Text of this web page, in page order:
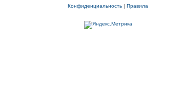
Конфиденциальность |Правила